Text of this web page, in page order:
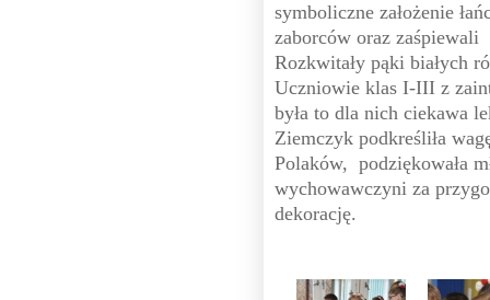
symboliczne założenie
zaborców oraz zaśpiewali
Rozkwitały pąki białych
Uczniowie klas I-III z
była to dla nich ciekawa
Ziemczyk podkreśliła
Polaków, podziękowała
wychowawczyni za
dekorację.